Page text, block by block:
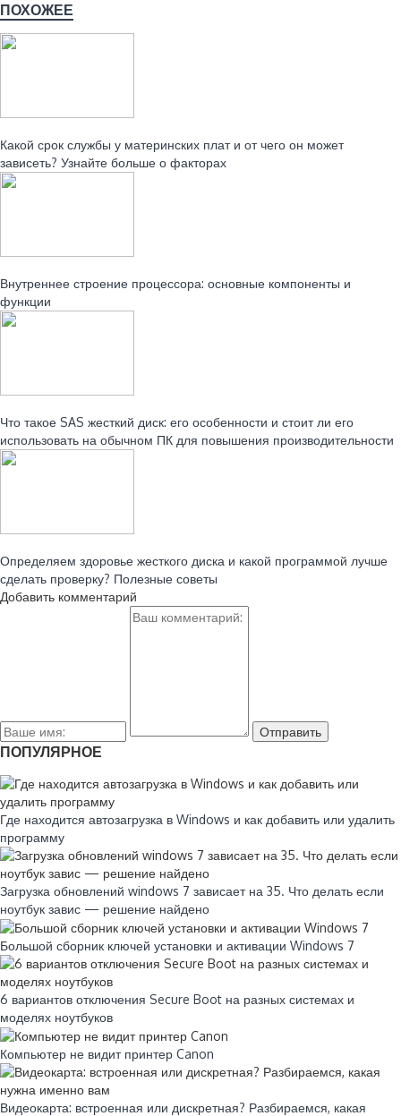
ПОХОЖЕЕ
Какой срок службы у материнских плат и от чего он может
зависеть? Узнайте больше о факторах
Внутреннее строение процессора: основные компоненты и
функции
Что такое SAS жесткий диск: его особенности и стоит ли его
использовать на обычном ПК для повышения производительности
Определяем здоровье жесткого диска и какой программой лучше
сделать проверку? Полезные советы
Добавить комментарий
ПОПУЛЯРНОЕ
Где находится автозагрузка в Windows и как добавить или удалить
программу
Загрузка обновлений windows 7 зависает на 35. Что делать если
ноутбук завис — решение найдено
Большой сборник ключей установки и активации Windows 7
6 вариантов отключения Secure Boot на разных системах и
моделях ноутбуков
Компьютер не видит принтер Canon
Видеокарта: встроенная или дискретная? Разбираемся, какая